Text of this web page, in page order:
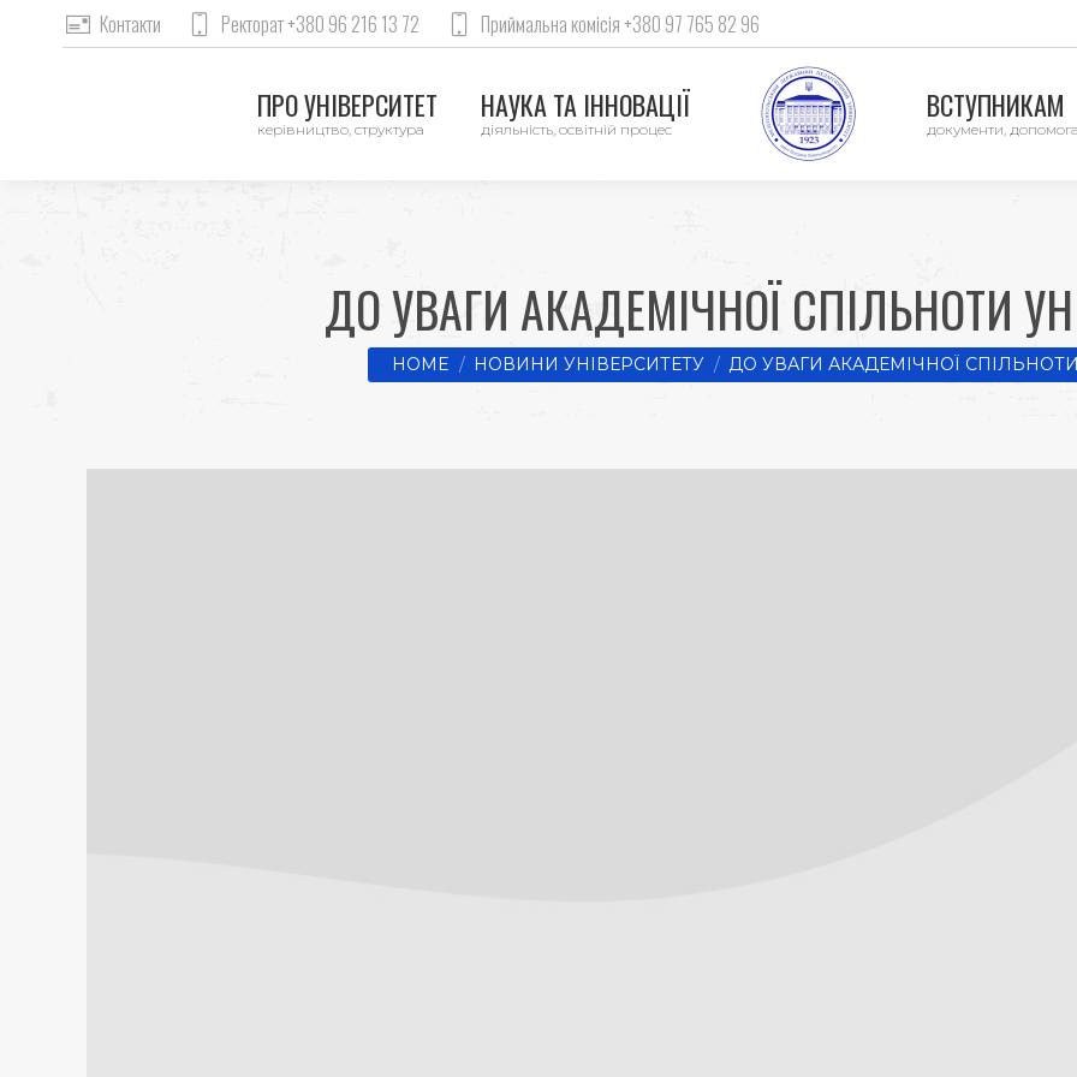
Контакти Ректорат +380 96 216 13 72 Приймальна комісія +380 97 765 82 96
ПРО УНІВЕРСИТЕТ
керівництво, структура
НАУКА ТА ІННОВАЦІЇ
діяльність, освітній процес
ВСТУПНИКАМ
документи,
ДО УВАГИ АКАДЕМІЧНОЇ СПІЛЬНОТИ
You are here:
HOME НОВИНИ УНІВЕРСИТЕТУ ДО УВАГИ АКАДЕМІЧНОЇ